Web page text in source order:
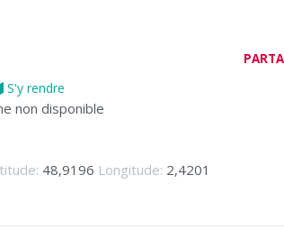
S'y rendre
non disponible
48,9196 Longitude: 2,4201